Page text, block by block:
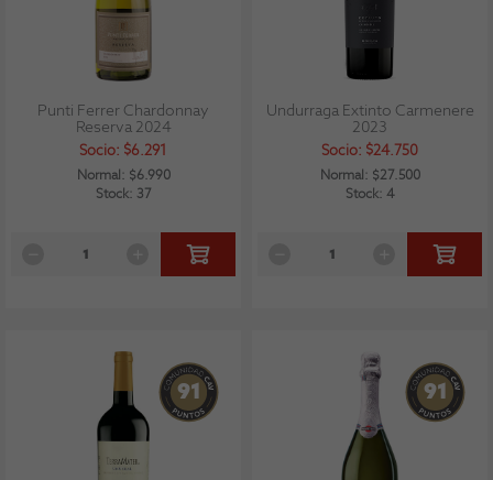
Punti Ferrer Chardonnay
Reserva 2024
Socio: $6.291
Normal: $6.990
Stock: 37
Undurraga Extinto Carmenere
2023
Socio: $24.750
Normal: $27.500
Stock: 4
91 91